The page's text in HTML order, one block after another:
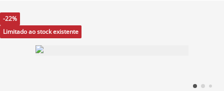
-22%
Limitado ao stock existente